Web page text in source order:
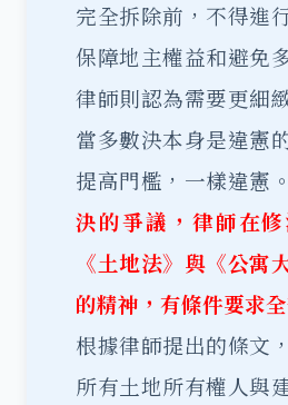
完全拆除前，不得進
保障地主權益和避免
律師則認為需要更細
當多數決本身是違憲
提高門檻，一樣違憲
決的爭議，律師在
《土地法》與《公寓
的精神，有條件要求
根據律師提出的條文
所有土地所有權人與